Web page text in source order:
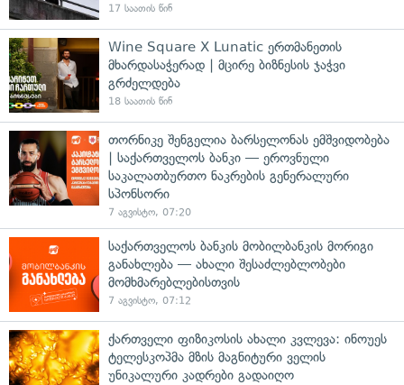
17 საათის წინ
Wine Square X Lunatic ერთმანეთის
მხარდასაჭერად | მცირე ბიზნესის ჯაჭვი
გრძელდება
18 საათის წინ
თორნიკე შენგელია ბარსელონას ემშვიდობება
| საქართველოს ბანკი — ეროვნული
საკალათბურთო ნაკრების გენერალური
სპონსორი
7 აგვისტო, 07:20
საქართველოს ბანკის მობილბანკის მორიგი
განახლება — ახალი შესაძლებლობები
მომხმარებლებისთვის
7 აგვისტო, 07:12
ქართველი ფიზიკოსის ახალი კვლევა: ინოუეს
ტელესკოპმა მზის მაგნიტური ველის
უნიკალური კადრები გადაიღო